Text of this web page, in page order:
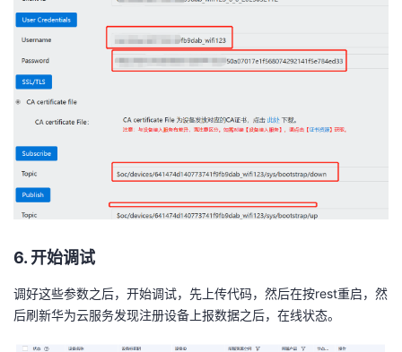
6. 开始调试
调好这些参数之后，开始调试，先上传代码，然后在按rest重启，然
后刷新华为云服务发现注册设备上报数据之后，在线状态。